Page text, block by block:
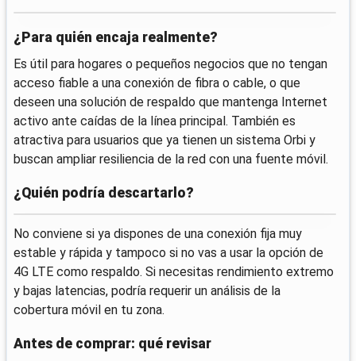
¿Para quién encaja realmente?
Es útil para hogares o pequeños negocios que no tengan
acceso fiable a una conexión de fibra o cable, o que
deseen una solución de respaldo que mantenga Internet
activo ante caídas de la línea principal. También es
atractiva para usuarios que ya tienen un sistema Orbi y
buscan ampliar resiliencia de la red con una fuente móvil.
¿Quién podría descartarlo?
No conviene si ya dispones de una conexión fija muy
estable y rápida y tampoco si no vas a usar la opción de
4G LTE como respaldo. Si necesitas rendimiento extremo
y bajas latencias, podría requerir un análisis de la
cobertura móvil en tu zona.
Antes de comprar: qué revisar